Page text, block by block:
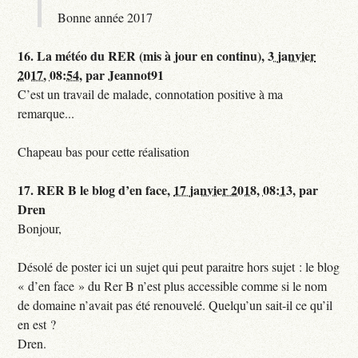
Bonne année 2017
16.La météo du RER (mis à jour en continu),3 janvier
2017, 08:54,parJeannot91
C’est un travail de malade, connotation positive à ma
remarque...
Chapeau bas pour cette réalisation
17.RER B le blog d’en face, 17 janvier 2018, 08:13,par
Dren
Bonjour,
Désolé de poster ici un sujet qui peut paraitre hors sujet : le blog
« d’en face » du Rer B n’est plus accessible comme si le nom
de domaine n’avait pas été renouvelé. Quelqu’un sait-il ce qu’il
en est ?
Dren.